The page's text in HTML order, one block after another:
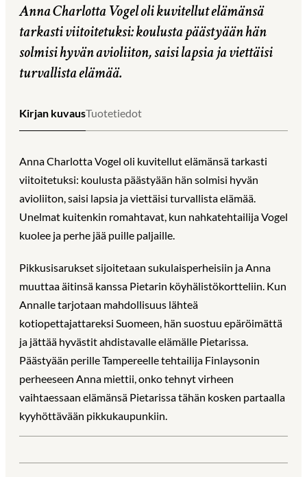
Anna Charlotta Vogel oli kuvitellut elämänsä
tarkasti viitoitetuksi: koulusta päästyään hän
solmisi hyvän avioliiton, saisi lapsia ja viettäisi
turvallista elämää.
Kirjan kuvausTuotetiedot
Anna Charlotta Vogel oli kuvitellut elämänsä tarkasti
viitoitetuksi: koulusta päästyään hän solmisi hyvän
avioliiton, saisi lapsia ja viettäisi turvallista elämää.
Unelmat kuitenkin romahtavat, kun nahkatehtailija Vogel
kuolee ja perhe jää puille paljaille.
Pikkusisarukset sijoitetaan sukulaisperheisiin ja Anna
muuttaa äitinsä kanssa Pietarin köyhälistökortteliin. Kun
Annalle tarjotaan mahdollisuus lähteä
kotiopettajattareksi Suomeen, hän suostuu epäröimättä
ja jättää hyvästit ahdistavalle elämälle Pietarissa.
Päästyään perille Tampereelle tehtailija Finlaysonin
perheeseen Anna miettii, onko tehnyt virheen
vaihtaessaan elämänsä Pietarissa tähän kosken partaalla
kyyhöttävään pikkukaupunkiin.